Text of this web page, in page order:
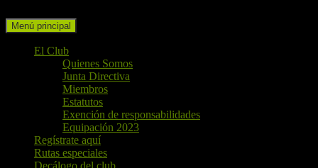
Buscar
Menú principal
al
El Club
Quienes Somos
Junta Directiva
Miembros
Estatutos
Exención de responsabilidades
Equipación 2023
Regístrate aquí
Rutas especiales
Decálogo del club